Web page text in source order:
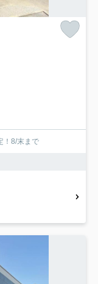
！8/末まで